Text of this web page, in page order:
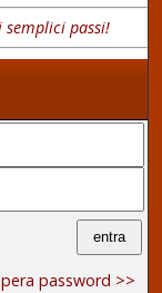
passi!
password >>